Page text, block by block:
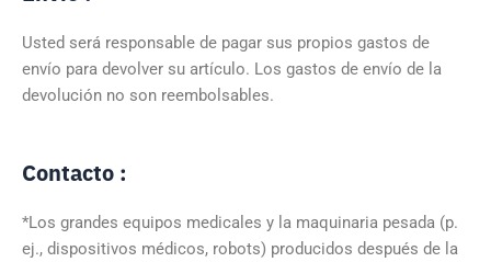
Usted será responsable de pagar sus propios gastos de
envío para devolver su artículo. Los gastos de envío de la
devolución no son reembolsables.
Contacto :
*Los grandes equipos medicales y la maquinaria pesada (p.
ej., dispositivos médicos, robots) producidos después de la